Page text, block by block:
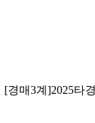
[경매3계]2025타